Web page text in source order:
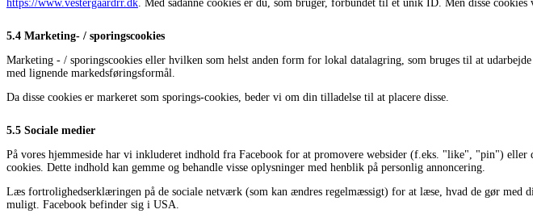
https://www.vestergaardrr.dk . Med sådanne cookies er du, som bruger, forbundet til et unik ID. Men disse
5.4 Marketing- / sporingscookies
Marketing - / sporingscookies eller hvilken som helst anden form for lokal datalagring, som bruges til at
med lignende markedsføringsformål.
Da disse cookies er markeret som sporings-cookies, beder vi om din tilladelse til at placere disse.
5.5 Sociale medier
På vores hjemmeside har vi inkluderet indhold fra Facebook for at promovere websider (f.eks. "like", "pin")
cookies. Dette indhold kan gemme og behandle visse oplysninger med henblik på personlig annoncering.
Læs fortrolighedserklæringen på de sociale netværk (som kan ændres regelmæssigt) for at læse, hvad de gør med
muligt. Facebook befinder sig i USA.